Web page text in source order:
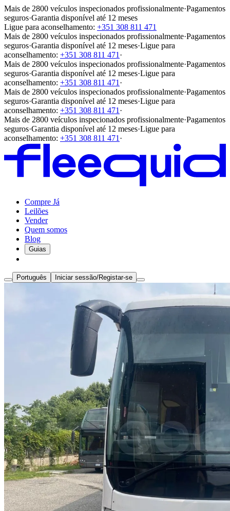
Mais de 2800 veículos inspecionados profissionalmente·Pagamentos
seguros·Garantia disponível até 12 meses
Ligue para aconselhamento: +351 308 811 471
Mais de 2800 veículos inspecionados profissionalmente·Pagamentos
seguros·Garantia disponível até 12 meses·Ligue para
aconselhamento: +351 308 811 471 ·
Mais de 2800 veículos inspecionados profissionalmente·Pagamentos
seguros·Garantia disponível até 12 meses·Ligue para
aconselhamento: +351 308 811 471 ·
Mais de 2800 veículos inspecionados profissionalmente·Pagamentos
seguros·Garantia disponível até 12 meses·Ligue para
aconselhamento: +351 308 811 471 ·
Mais de 2800 veículos inspecionados profissionalmente·Pagamentos
seguros·Garantia disponível até 12 meses·Ligue para
aconselhamento: +351 308 811 471 ·
Compre Já
Leilões
Vender
Quem somos
Blog
Guias
Português Iniciar sessão/Registar-se